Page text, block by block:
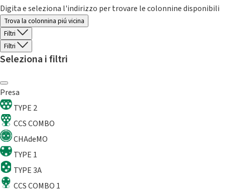
Digita e seleziona l'indirizzo per trovare le colonnine disponibili
Trova la colonnina piú vicina
Filtri
Filtri
Seleziona i filtri
Presa
TYPE 2
CCS COMBO
CHAdeMO
TYPE 1
TYPE 3A
CCS COMBO 1